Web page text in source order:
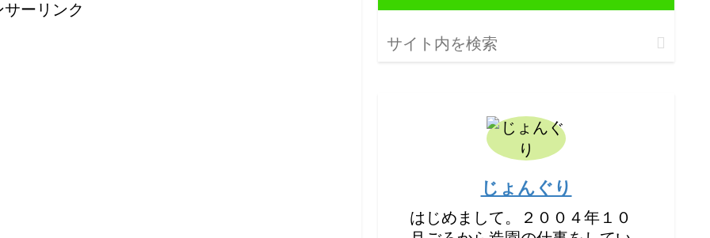
サーリンク
じょんぐり
はじめまして。２００４年１０